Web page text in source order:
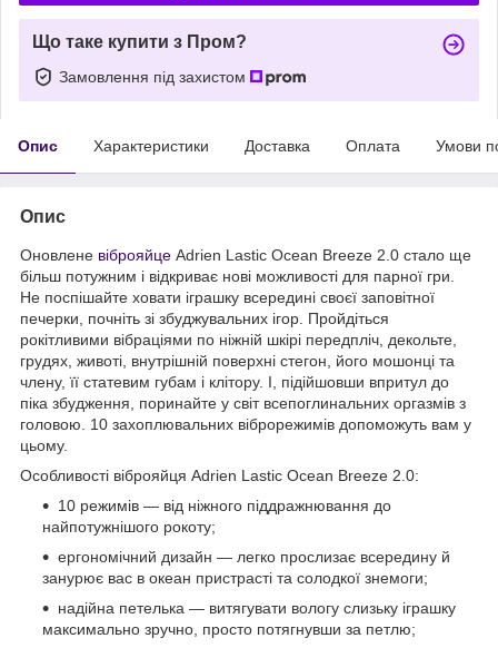
Що таке купити з Пром?
Замовлення під захистом
Опис Характеристики Доставка Оплата Умови
Опис
Оновлене віброяйце Adrien Lastic Ocean Breeze 2.0 стало ще
більш потужним і відкриває нові можливості для парної гри.
Не поспішайте ховати іграшку всередині своєї заповітної
печерки, почніть зі збуджувальних ігор. Пройдіться
рокітливими вібраціями по ніжній шкірі передпліч, декольте,
грудях, животі, внутрішній поверхні стегон, його мошонці та
члену, її статевим губам і клітору. І, підійшовши впритул до
піка збудження, поринайте у світ всепоглинальних оргазмів з
головою. 10 захоплювальних віброрежимів допоможуть вам у
цьому.
Особливості віброяйця Adrien Lastic Ocean Breeze 2.0:
10 режимів — від ніжного піддражнювання до
найпотужнішого рокоту;
ергономічний дизайн — легко прослизає всередину й
занурює вас в океан пристрасті та солодкої знемоги;
надійна петелька — витягувати вологу слизьку іграшку
максимально зручно, просто потягнувши за петлю;